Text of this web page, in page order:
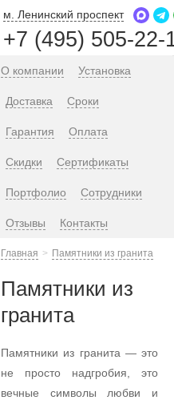
м. Ленинский проспект
+7 (495) 505-22-
О компании Установка
Доставка Сроки
Гарантия Оплата
Скидки Сертификаты
Портфолио Сотрудники
Отзывы Контакты
Главная Памятники из гранита
Памятники из
гранита
Памятники из гранита — это
не просто надгробия, это
вечные символы любви и